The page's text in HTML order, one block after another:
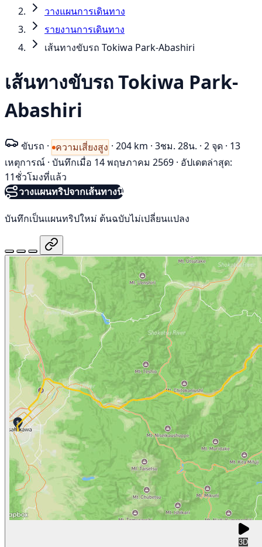
วางแผนการเดินทาง
รายงานการเดินทาง
เส้นทางขับรถ Tokiwa Park-Abashiri
เส้นทางขับรถ Tokiwa Park-
Abashiri
ขับรถ · ความเสี่ยงสูง · 204 km · 3ชม. 28น. · 2 จุด · 13
เหตุการณ์ · บันทึกเมื่อ 14 พฤษภาคม 2569 · อัปเดตล่าสุด:
11ชั่วโมงที่แล้ว
วางแผนทริปจากเส้นทางนี้
บันทึกเป็นแผนทริปใหม่ ต้นฉบับไม่เปลี่ยนแปลง
3D